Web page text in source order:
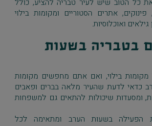
כל הטוב שיש לעיר טבריה להציע, כולל
אתרים הסטוריים ומקומות בילוי
ואוכלוסיות.
בטבריה בשעות
בילוי, ואם אתם מחפשים מקומות
כדאי לדעת שהעיר מלאה בברים ופאבים
ומסעדות שיכולות להתאים גם למשפחות
הפעילה בשעות הערב ומתאימה לכל